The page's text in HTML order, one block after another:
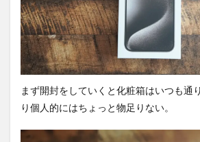
2
デザ
イン
を確
認。
2.1
アク
ショ
ンボ
タン
まず開封をしていくと化粧箱はいつも通
り個人的にはちょっと物足りない。